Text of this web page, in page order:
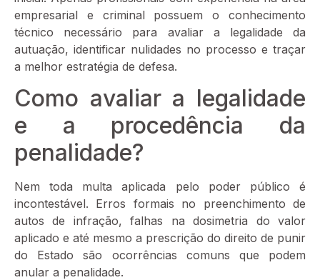
empresarial e criminal possuem o conhecimento
técnico necessário para avaliar a legalidade da
autuação, identificar nulidades no processo e traçar
a melhor estratégia de defesa.
Como avaliar a legalidade
e a procedência da
penalidade?
Nem toda multa aplicada pelo poder público é
incontestável. Erros formais no preenchimento de
autos de infração, falhas na dosimetria do valor
aplicado e até mesmo a prescrição do direito de punir
do Estado são ocorrências comuns que podem
anular a penalidade.